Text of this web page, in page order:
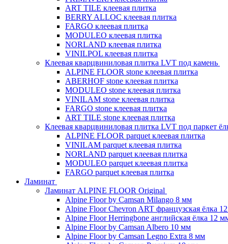
ART TILE клеевая плитка
BERRY ALLOC клеевая плитка
FARGO клеевая плитка
MODULEO клеевая плитка
NORLAND клеевая плитка
VINILPOL клеевая плитка
Клеевая кварцвиниловая плитка LVT под камень
ALPINE FLOOR stone клеевая плитка
ABERHOF stone клеевая плитка
MODULEO stone клеевая плитка
VINILAM stone клеевая плитка
FARGO stone клеевая плитка
ART TILE stone клеевая плитка
Клеевая кварцвиниловая плитка LVT под паркет
ALPINE FLOOR parquet клеевая плитка
VINILAM parquet клеевая плитка
NORLAND parquet клеевая плитка
MODULEO parquet клеевая плитка
FARGO parquet клеевая плитка
Ламинат
Ламинат ALPINE FLOOR Original
Alpine Floor by Camsan Milango 8 мм
Alpine Floor Chevron ART французская ёлка
Alpine Floor Herringbone английская ёлка 12
Alpine Floor by Camsan Albero 10 мм
Alpine Floor by Camsan Legno Extra 8 мм